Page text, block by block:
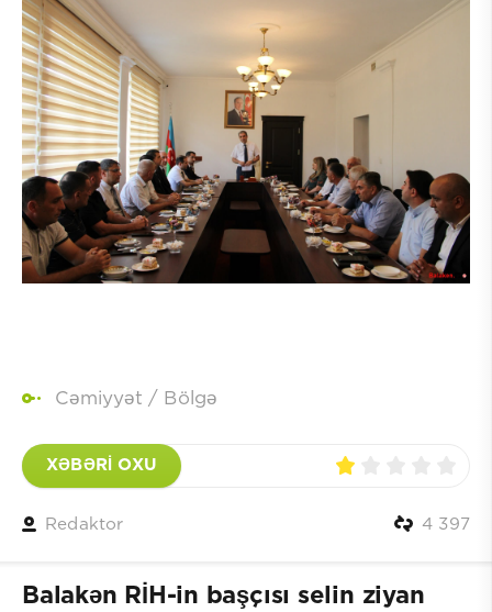
Cəmiyyət / Bölgə
XƏBƏRİ OXU
Redaktor 4 397
Balakən RİH-in başçısı selin ziyan